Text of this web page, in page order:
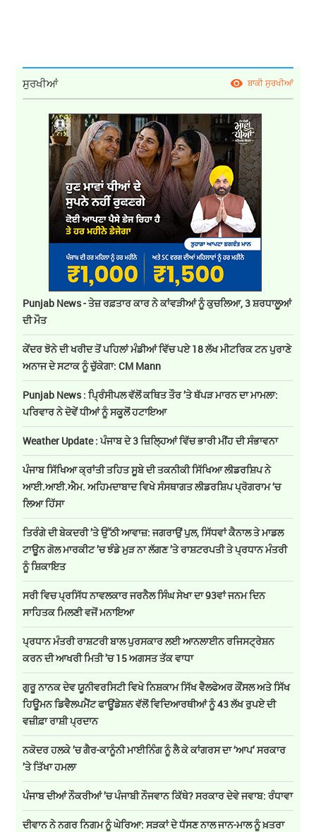
ਸੁਰਖੀਆਂ ਬਾਕੀ ਸੁਰਖੀਆਂ
Punjab News - ਤੇਜ਼ ਰਫ਼ਤਾਰ ਕਾਰ ਨੇ ਕਾਂਵੜੀਆਂ ਨੂੰ ਕੁਚਲਿਆ, 3 ਸ਼ਰਧਾਲੂਆਂ
ਦੀ ਮੌਤ
ਕੇਂਦਰ ਝੋਨੇ ਦੀ ਖਰੀਦ ਤੋਂ ਪਹਿਲਾਂ ਮੰਡੀਆਂ ਵਿੱਚ ਪਏ 18 ਲੱਖ ਮੀਟਰਿਕ ਟਨ ਪੁਰਾਣੇ
ਅਨਾਜ ਦੇ ਸਟਾਕ ਨੂੰ ਚੁੱਕੇਗਾ: CM Mann
Punjab News : ਪ੍ਰਿੰਸੀਪਲ ਵੱਲੋਂ ਕਥਿਤ ਤੌਰ ’ਤੇ ਥੱਪੜ ਮਾਰਨ ਦਾ ਮਾਮਲਾ:
ਪਰਿਵਾਰ ਨੇ ਦੋਵੇਂ ਧੀਆਂ ਨੂੰ ਸਕੂਲੋਂ ਹਟਾਇਆ
Weather Update : ਪੰਜਾਬ ਦੇ 3 ਜ਼ਿਲ੍ਹਿਆਂ ਵਿੱਚ ਭਾਰੀ ਮੀਂਹ ਦੀ ਸੰਭਾਵਨਾ
ਪੰਜਾਬ ਸਿੱਖਿਆ ਕ੍ਰਾਂਤੀ ਤਹਿਤ ਸੂਬੇ ਦੀ ਤਕਨੀਕੀ ਸਿੱਖਿਆ ਲੀਡਰਸ਼ਿਪ ਨੇ
ਆਈ.ਆਈ.ਐਮ. ਅਹਿਮਦਾਬਾਦ ਵਿਖੇ ਸੰਸਥਾਗਤ ਲੀਡਰਸ਼ਿਪ ਪ੍ਰੋਗਰਾਮ ‘ਚ
ਲਿਆ ਹਿੱਸਾ
ਤਿਰੰਗੇ ਦੀ ਬੇਕਦਰੀ ’ਤੇ ਉੱਠੀ ਆਵਾਜ਼: ਜਗਰਾਉਂ ਪੁਲ, ਸਿੱਧਵਾਂ ਕੈਨਾਲ ਤੇ ਮਾਡਲ
ਟਾਊਨ ਗੋਲ ਮਾਰਕੀਟ ’ਚ ਝੰਡੇ ਮੁੜ ਨਾ ਲੱਗਣ ’ਤੇ ਰਾਸ਼ਟਰਪਤੀ ਤੇ ਪ੍ਰਧਾਨ ਮੰਤਰੀ
ਨੂੰ ਸ਼ਿਕਾਇਤ
ਸਰੀ ਵਿਚ ਪ੍ਰਸਿੱਧ ਨਾਵਲਕਾਰ ਜਰਨੈਲ ਸਿੰਘ ਸੇਖਾ ਦਾ 93ਵਾਂ ਜਨਮ ਦਿਨ
ਸਾਹਿਤਕ ਮਿਲਣੀ ਵਜੋਂ ਮਨਾਇਆ
ਪ੍ਰਧਾਨ ਮੰਤਰੀ ਰਾਸ਼ਟਰੀ ਬਾਲ ਪੁਰਸਕਾਰ ਲਈ ਆਨਲਾਈਨ ਰਜਿਸਟ੍ਰੇਸ਼ਨ
ਕਰਨ ਦੀ ਆਖਰੀ ਮਿਤੀ ’ਚ 15 ਅਗਸਤ ਤੱਕ ਵਾਧਾ
ਗੁਰੂ ਨਾਨਕ ਦੇਵ ਯੂਨੀਵਰਸਿਟੀ ਵਿਖੇ ਨਿਸ਼ਕਾਮ ਸਿੱਖ ਵੈਲਫੇਅਰ ਕੌਂਸਲ ਅਤੇ ਸਿੱਖ
ਹਿਊਮਨ ਡਿਵੈਲਪਮੈਂਟ ਫਾਊਂਡੇਸ਼ਨ ਵੱਲੋਂ ਵਿਦਿਆਰਥੀਆਂ ਨੂੰ 43 ਲੱਖ ਰੁਪਏ ਦੀ
ਵਜ਼ੀਫ਼ਾ ਰਾਸ਼ੀ ਪ੍ਰਦਾਨ
ਨਕੋਦਰ ਹਲਕੇ ’ਚ ਗੈਰ-ਕਾਨੂੰਨੀ ਮਾਈਨਿੰਗ ਨੂੰ ਲੈ ਕੇ ਕਾਂਗਰਸ ਦਾ ‘ਆਪ’ ਸਰਕਾਰ
’ਤੇ ਤਿੱਖਾ ਹਮਲਾ
ਪੰਜਾਬ ਦੀਆਂ ਨੌਕਰੀਆਂ ’ਚ ਪੰਜਾਬੀ ਨੌਜਵਾਨ ਕਿੱਥੇ? ਸਰਕਾਰ ਦੇਵੇ ਜਵਾਬ: ਰੰਧਾਵਾ
ਦੀਵਾਨ ਨੇ ਨਗਰ ਨਿਗਮ ਨੂੰ ਘੇਰਿਆ: ਸੜਕਾਂ ਦੇ ਧੱਸਣ ਨਾਲ ਜਾਨ-ਮਾਲ ਨੂੰ ਖ਼ਤਰਾ